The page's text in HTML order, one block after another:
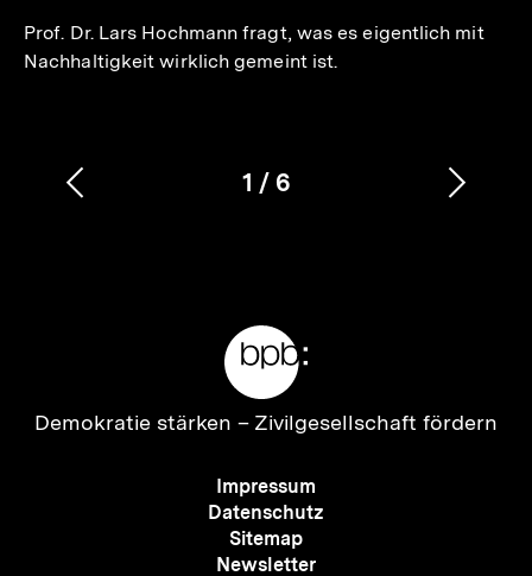
Prof. Dr. Lars Hochmann fragt, was es eigentlich mit
Nachhaltigkeit wirklich gemeint ist.
Karussellinhalt
1
von
/ 6
Vorherigen
Zur
Demokratie stärken – Zivilgesellschaft fördern
Meta-
Navigation
Impressum
Datenschutz
Sitemap
Newsletter